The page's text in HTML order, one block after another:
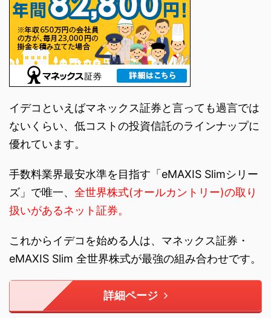
イデコといえばマネックス証券と言っても過言では
ないくらい、低コストの投資信託のラインナップに
優れています。
手数料業界最安水準を目指す「eMAXIS Slimシリー
ズ」で唯一、 全世界株式(オールカントリー)の取り
扱いがあるネット証券。
これからイデコを始める人は、マネックス証券・
eMAXIS Slim 全世界株式が最強の組み合わせです。
詳細ページ